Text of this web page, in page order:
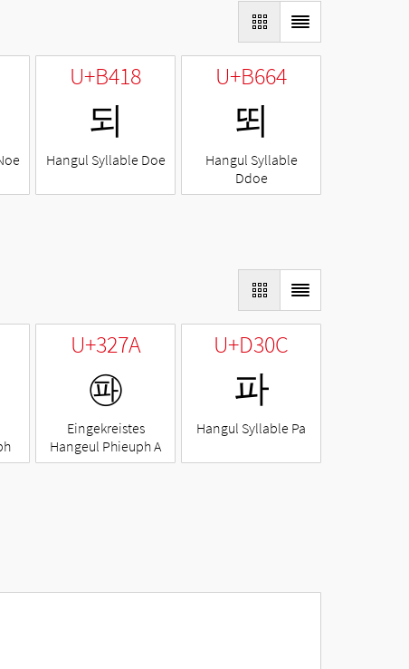
U+B418
되
Hangul Syllable Doe
U+B664
뙤
Hangul Syllable
Ddoe
U+327A
㉺
Eingekreistes
Hangeul Phieuph A
U+D30C
파
Hangul Syllable Pa